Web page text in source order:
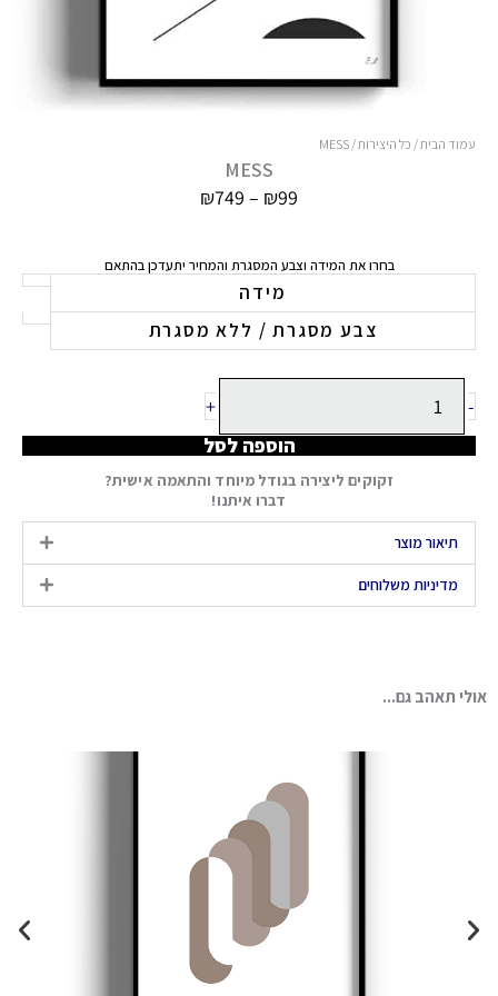
עמוד הבית / כל היצירות / MESS
MESS
₪99
–
₪749
בחרו את המידה וצבע המסגרת והמחיר יתעדכן בהתאם
מידה
צבע מסגרת / ללא מסגרת
-
של
+
הוספה לסל
זקוקים ליצירה בגודל מיוחד והתאמה אישית?
דברו איתנו!
תיאור מוצר
מדיניות משלוחים
אולי תאהב גם...